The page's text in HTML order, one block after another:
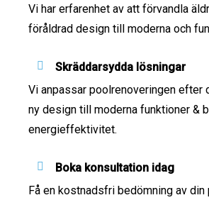
Vi har erfarenhet av att förvandla
föråldrad design till moderna och
Skräddarsydda lösningar
Vi anpassar poolrenoveringen efter
ny design till moderna funktioner &
energieffektivitet.
Boka konsultation idag
Få en kostnadsfri bedömning av din